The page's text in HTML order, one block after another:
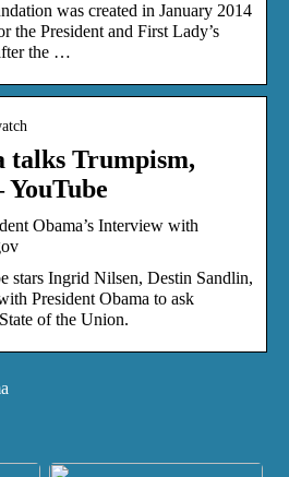
was created in January 2014
the President and First Lady’s
the …
talks Trumpism,
Obama’s Interview with
stars Ingrid Nilsen, Destin Sandlin,
President Obama to ask
of the Union.